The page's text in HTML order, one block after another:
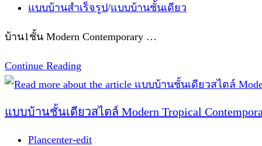
S-
published:
Post
แบบบ้านสำเร็จรูป/แบบบ้านชั้นเดียว
บ้าน1ชั้น Modern Contemporary …
Continue Reading
บ้าน1ชั้นModern
รหัส
S-
แบบบ้านชั้นเดียวสไตล์ Modern Tropical
Post
Plancenter-edit